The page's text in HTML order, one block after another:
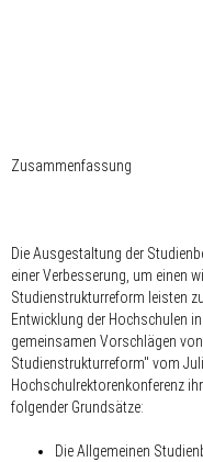
Zusammenfassung
Die Ausgestaltung der
einer Verbesserung, um einen
Studienstrukturreform leisten
Entwicklung der Hochschulen
gemeinsamen Vorschlägen
Studienstrukturreform" vom
Hochschulrektorenkonferenz
folgender Grundsätze:
Die Allgemeinen